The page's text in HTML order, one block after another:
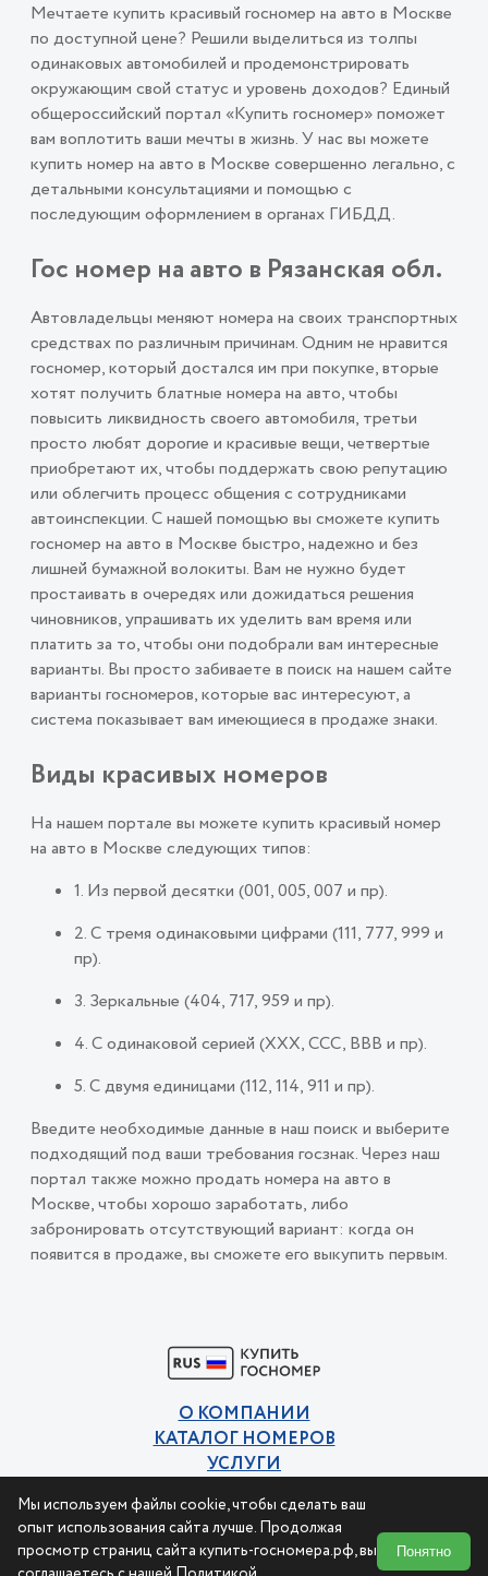
Мечтаете купить красивый госномер на авто в Москве
по доступной цене? Решили выделиться из толпы
одинаковых автомобилей и продемонстрировать
окружающим свой статус и уровень доходов? Единый
общероссийский портал «Купить госномер» поможет
вам воплотить ваши мечты в жизнь. У нас вы можете
купить номер на авто в Москве совершенно легально, с
детальными консультациями и помощью с
последующим оформлением в органах ГИБДД.
Гос номер на авто в Рязанская обл.
Автовладельцы меняют номера на своих транспортных
средствах по различным причинам. Одним не нравится
госномер, который достался им при покупке, вторые
хотят получить блатные номера на авто, чтобы
повысить ликвидность своего автомобиля, третьи
просто любят дорогие и красивые вещи, четвертые
приобретают их, чтобы поддержать свою репутацию
или облегчить процесс общения с сотрудниками
автоинспекции. С нашей помощью вы сможете купить
госномер на авто в Москве быстро, надежно и без
лишней бумажной волокиты. Вам не нужно будет
простаивать в очередях или дожидаться решения
чиновников, упрашивать их уделить вам время или
платить за то, чтобы они подобрали вам интересные
варианты. Вы просто забиваете в поиск на нашем сайте
варианты госномеров, которые вас интересуют, а
система показывает вам имеющиеся в продаже знаки.
Виды красивых номеров
На нашем портале вы можете купить красивый номер
на авто в Москве следующих типов:
1. Из первой десятки (001, 005, 007 и пр).
2. С тремя одинаковыми цифрами (111, 777, 999 и
пр).
3. Зеркальные (404, 717, 959 и пр).
4. С одинаковой серией (ХХХ, ССС, ВВВ и пр).
5. С двумя единицами (112, 114, 911 и пр).
Введите необходимые данные в наш поиск и выберите
подходящий под ваши требования госзнак. Через наш
портал также можно продать номера на авто в
Москве, чтобы хорошо заработать, либо
забронировать отсутствующий вариант: когда он
появится в продаже, вы сможете его выкупить первым.
Мы используем файлы cookie, чтобы сделать ваш
опыт использования сайта лучше. Продолжая
просмотр страниц сайта купить-госномера.рф, вы
Понятно
О КОМПАНИИ
КАТАЛОГ НОМЕРОВ
УСЛУГИ
Политика конфиденциальности
Пользовательское соглашение